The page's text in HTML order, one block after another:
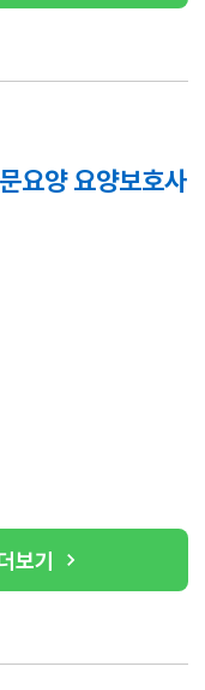
요양 요양보호사
보기